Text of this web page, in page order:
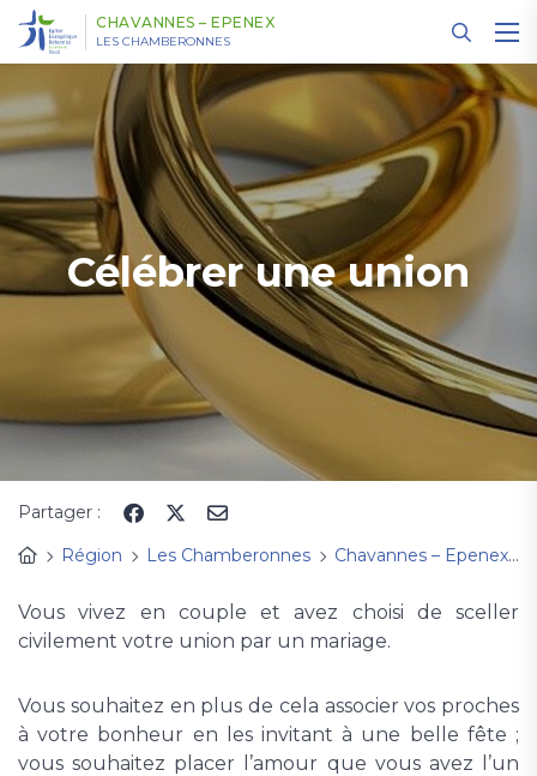
CHAVANNES – EPENEX
LES CHAMBERONNES
Célébrer une union
Partager :
Région
Les Chamberonnes Chavannes – Epenex
Vous vivez en couple et avez choisi de sceller
civilement votre union par un mariage.
Vous souhaitez en plus de cela associer vos proches
à votre bonheur en les invitant à une belle fête ;
vous souhaitez placer l’amour que vous avez l’un
Panneau de gestion des cookies